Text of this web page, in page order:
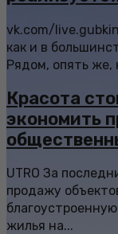
vk.com/
как и в
Рядом, опять же,
Красота
экономить
UTRO За
продажу
жилья на...